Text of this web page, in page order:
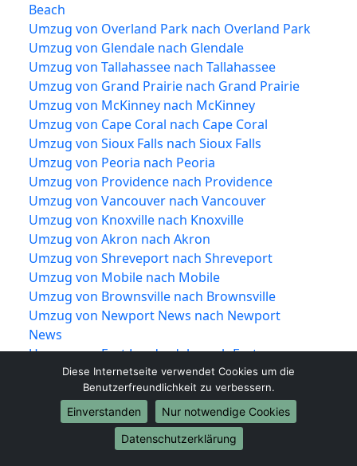
Beach
Umzug von Overland Park nach Overland Park
Umzug von Glendale nach Glendale
Umzug von Tallahassee nach Tallahassee
Umzug von Grand Prairie nach Grand Prairie
Umzug von McKinney nach McKinney
Umzug von Cape Coral nach Cape Coral
Umzug von Sioux Falls nach Sioux Falls
Umzug von Peoria nach Peoria
Umzug von Providence nach Providence
Umzug von Vancouver nach Vancouver
Umzug von Knoxville nach Knoxville
Umzug von Akron nach Akron
Umzug von Shreveport nach Shreveport
Umzug von Mobile nach Mobile
Umzug von Brownsville nach Brownsville
Umzug von Newport News nach Newport
News
Umzug von Fort Lauderdale nach Fort
Lauderdale
Umzug von Chattanooga nach Chattanooga
Umzug von Tempe nach Tempe
Umzug von Aurora nach Aurora
Umzug von Santa Rosa nach Santa Rosa
Diese Internetseite verwendet Cookies um die
Benutzerfreundlichkeit zu verbessern.
Einverstanden
Nur notwendige Cookies
Datenschutzerklärung